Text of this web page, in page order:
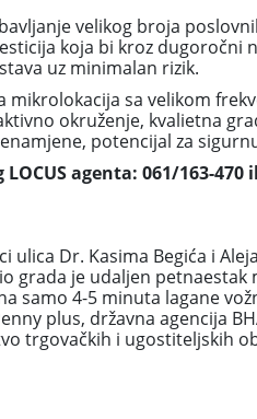
velikog broja
koja bi kroz dugoročni
uz minimalan rizik.
mikrolokacija sa velikom
okruženje, kvalietna
potencijal za
agenta: 061/163-470
Dr. Kasima Begića i
grada je udaljen petnaestak
samo 4-5 minuta lagane
plus, državna agencija
trgovačkih i ugostiteljskih